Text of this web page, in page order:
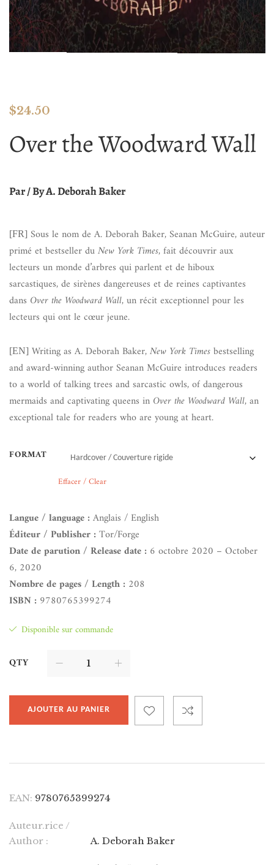
$24.50
Over the Woodward Wall
Par / By A. Deborah Baker
[FR] Sous le nom de A. Deborah Baker, Seanan McGuire, auteur
primé et bestseller duNew York Times, fait découvrir aux
lecteurs un monde d’arbres qui parlent et de hiboux
sarcastiques, de sirènes dangereuses et de reines captivantes
dans Over the Woodward Wall, un récit exceptionnel pour les
lecteurs qui ont le cœur jeune.
[EN] Writing as A. Deborah Baker,New York Timesbestselling
and award-winning author Seanan McGuire introduces readers
to a world of talking trees and sarcastic owls, of dangerous
mermaids and captivating queens in Over the Woodward Wall, an
exceptional tale for readers who are young at heart.
FORMAT
Effacer / Clear
Langue / language :Anglais / English
Éditeur / Publisher :Tor/Forge
Date de parution / Release date : 6 octobre 2020 – October
6, 2020
Nombre de pages / Length : 208
ISBN : 9780765399274
Disponible sur commande
QTY
AJOUTER AU PANIER
EAN: 9780765399274
Auteur.rice /
Author :
A. Deborah Baker